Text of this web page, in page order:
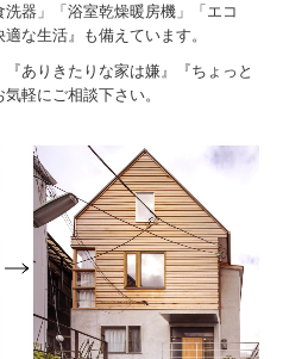
器」「浴室乾燥暖房機」「エコ
な生活』も備えています。
『ありきたりな家は嫌』『ちょっと
軽にご相談下さい。